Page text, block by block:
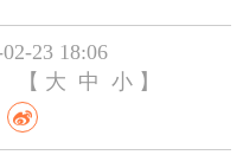
23 18:06
【 大 中 小 】